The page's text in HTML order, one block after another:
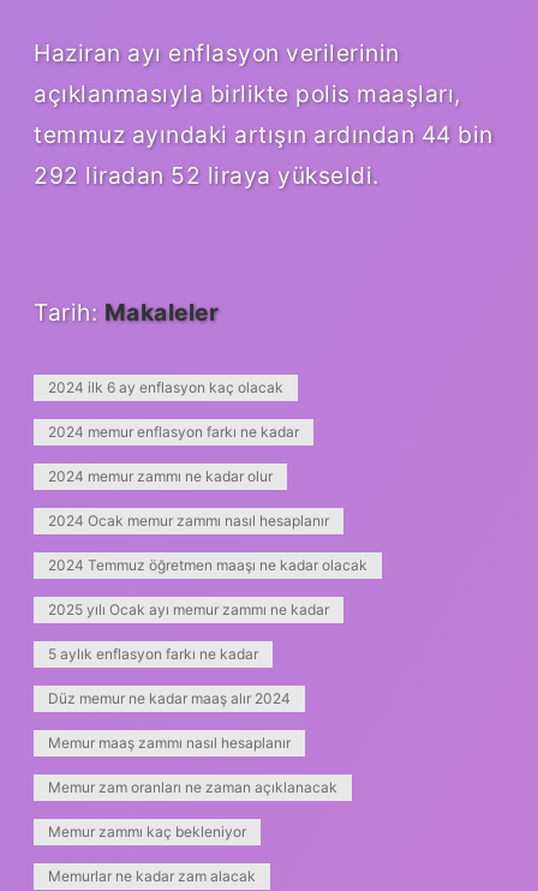
Haziran ayı enflasyon verilerinin
açıklanmasıyla birlikte polis maaşları,
temmuz ayındaki artışın ardından 44 bin
292 liradan 52 liraya yükseldi.
Tarih: Makaleler
2024 ilk 6 ay enflasyon kaç olacak
2024 memur enflasyon farkı ne kadar
2024 memur zammı ne kadar olur
2024 Ocak memur zammı nasıl hesaplanır
2024 Temmuz öğretmen maaşı ne kadar olacak
2025 yılı Ocak ayı memur zammı ne kadar
5 aylık enflasyon farkı ne kadar
Düz memur ne kadar maaş alır 2024
Memur maaş zammı nasıl hesaplanır
Memur zam oranları ne zaman açıklanacak
Memur zammı kaç bekleniyor
Memurlar ne kadar zam alacak